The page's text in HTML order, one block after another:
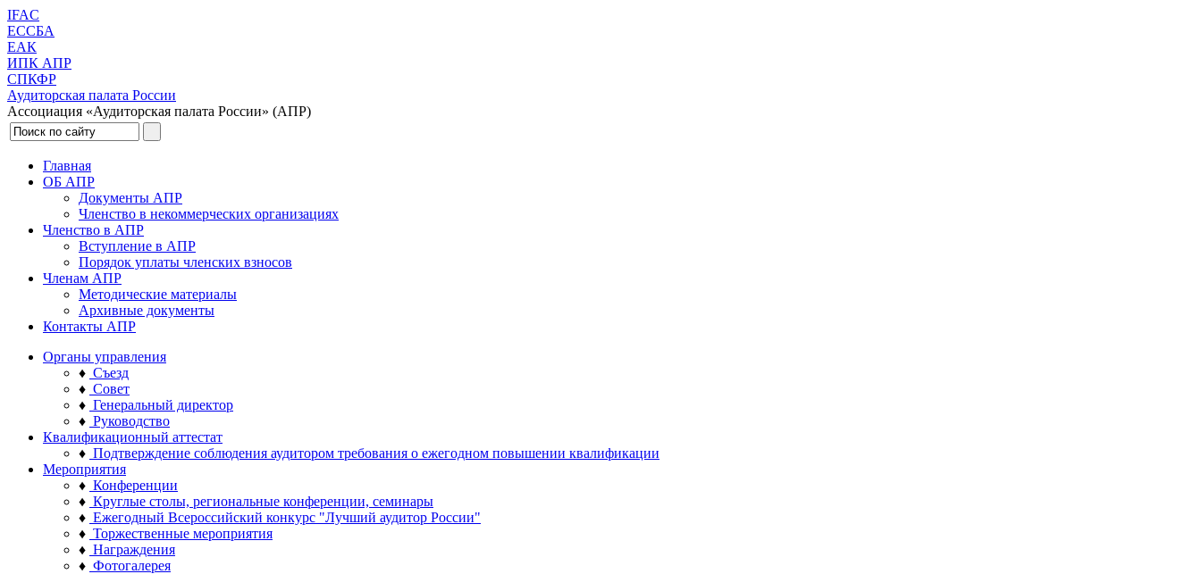
IFAC
ЕССБА
ЕАК
ИПК АПР
СПКФР
Аудиторская палата России
Ассоциация «Аудиторская палата России» (АПР)
Главная
ОБ АПР
Документы АПР
Членство в некоммерческих организациях
Членство в АПР
Вступление в АПР
Порядок уплаты членских взносов
Членам АПР
Методические материалы
Архивные документы
Контакты АПР
Органы управления
♦ Съезд
♦ Совет
♦ Генеральный директор
♦ Руководство
Квалификационный аттестат
♦ Подтверждение соблюдения аудитором требования о ежегодном повышении квалификации
Мероприятия
♦ Конференции
♦ Круглые столы, региональные конференции, семинары
♦ Ежегодный Всероссийский конкурс "Лучший аудитор России"
♦ Торжественные мероприятия
♦ Награждения
♦ Фотогалерея